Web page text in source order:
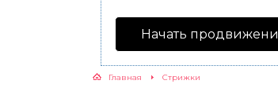
Начать
Главная Cтрижки